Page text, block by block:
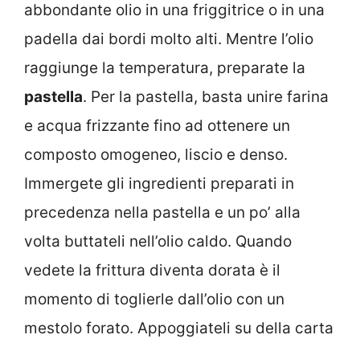
abbondante olio in una friggitrice o in una
padella dai bordi molto alti. Mentre l’olio
raggiunge la temperatura, preparate la
pastella. Per la pastella, basta unire farina
e acqua frizzante fino ad ottenere un
composto omogeneo, liscio e denso.
Immergete gli ingredienti preparati in
precedenza nella pastella e un po’ alla
volta buttateli nell’olio caldo. Quando
vedete la frittura diventa dorata è il
momento di toglierle dall’olio con un
mestolo forato. Appoggiateli su della carta